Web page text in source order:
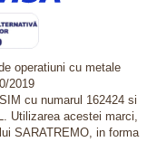
operatiuni cu metale
2019
cu numarul 162424 si
Utilizarea acestei marci,
SARATREMO, in forma